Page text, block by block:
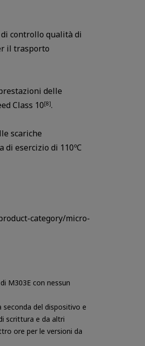
di controllo qualità di
il trasporto
delle
Class 10[8].
scariche
esercizio di 110ºC
category/micro-
M303E con nessun
del dispositivo e
scrittura e da altri
ore per le versioni da